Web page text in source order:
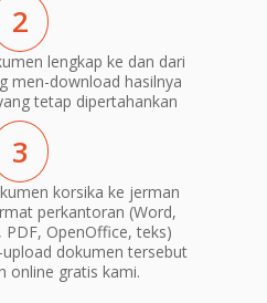
2
lengkap ke dan dari
men-download hasilnya
tetap dipertahankan
3
korsika ke jerman
perkantoran (Word,
PDF, OpenOffice, teks)
dokumen tersebut
online gratis kami.